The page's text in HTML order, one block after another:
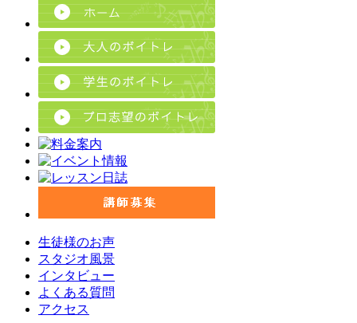
生徒様のお声
スタジオ風景
インタビュー
よくある質問
アクセス